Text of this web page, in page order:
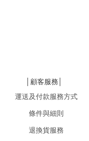
│顧客服務│
運送及付款服務方式
條件與細則
退換貨服務